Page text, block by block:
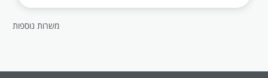
משרות נוספות